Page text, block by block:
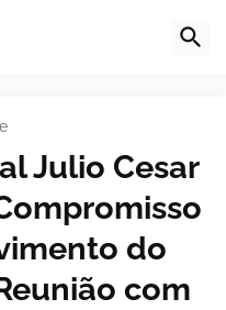
Julio Cesar
do
com